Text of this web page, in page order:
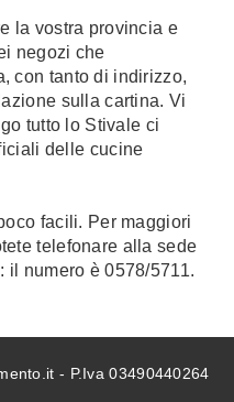
la vostra provincia e
negozi che
con tanto di indirizzo,
sulla cartina. Vi
tutto lo Stivale ci
delle cucine
facili. Per maggiori
telefonare alla sede
il numero è 0578/5711.
- P.Iva 03490440264